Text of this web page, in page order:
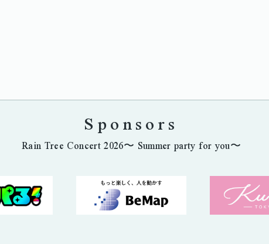
Sponsors
Rain Tree Concert 2026〜 Summer party for you〜